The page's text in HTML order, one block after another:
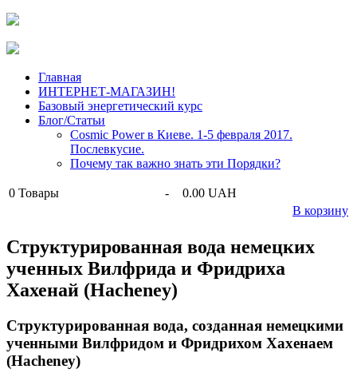
Главная
ИНТЕРНЕТ-МАГАЗИН!
Базовый энергетический курс
Блог/Статьи
Cosmic Power в Киеве. 1-5 февраля 2017.
Послевкусие.
Почему так важно знать эти Порядки?
0 Товары -
0.00 UAH
В корзину
Структурированная вода немецких
ученных Вилфрида и Фридриха
Хахенай (Hacheney)
Структурированная вода, созданная немецкими
ученными Вилфридом и Фридрихом Хахенаем
(Hacheney)